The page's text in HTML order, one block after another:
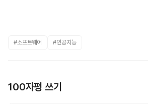
#소프트웨어 #인공지능
100자평 쓰기